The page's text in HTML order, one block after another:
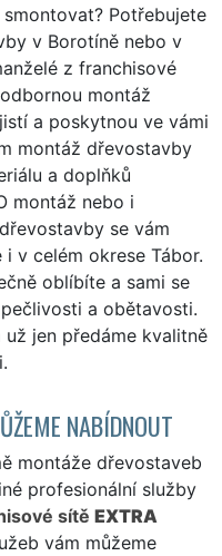
Potřebujete
v Borotíně nebo v
z franchisové
montáž
a poskytnou ve vámi
montáž dřevostavby
a doplňků
montáž nebo i
se vám
v celém okrese Tábor.
oblíbíte a sami se
a obětavosti.
už jen předáme kvalitně
NABÍDNOUT
montáže dřevostaveb
profesionální služby
sítě EXTRA
vám můžeme